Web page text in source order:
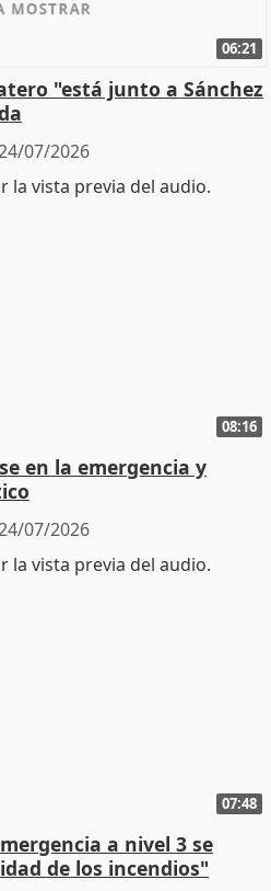
06:21
"está junto a Sánchez
07/2026
08:16
en la emergencia y
07/2026
07:48
a nivel 3 se
de los incendios"